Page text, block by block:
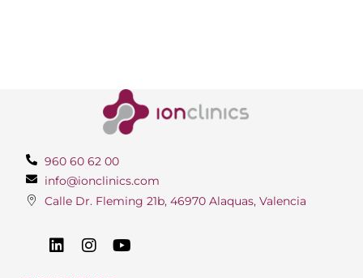
960 60 62 00
info@ionclinics.com
Calle Dr. Fleming 21b, 46970 Alaquas, Valencia